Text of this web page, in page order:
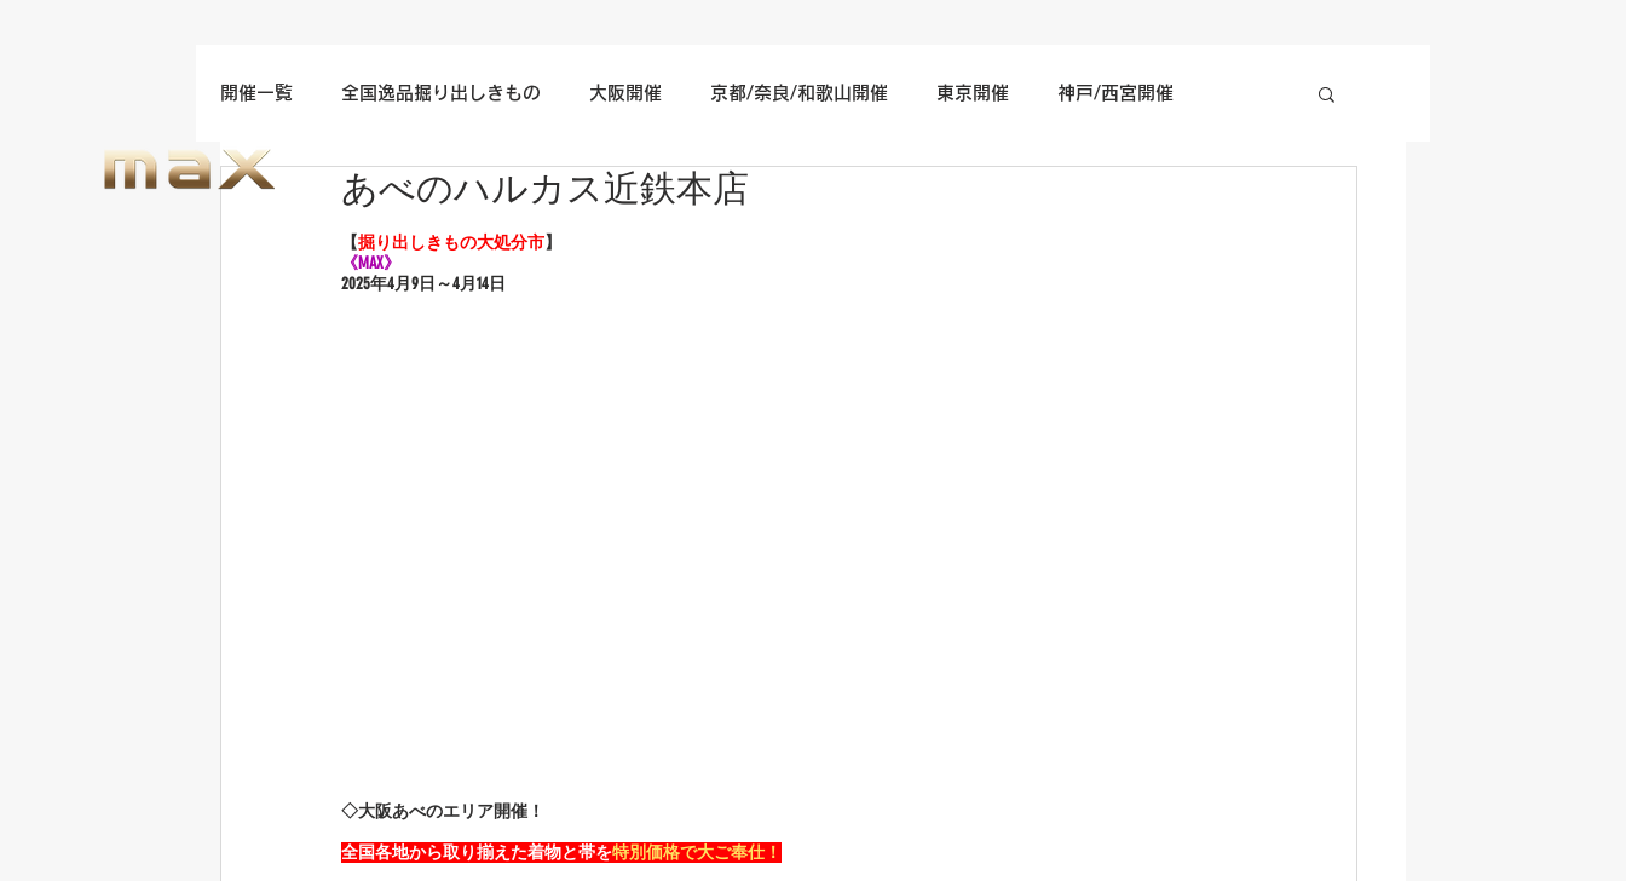
開催一覧 全国逸品掘り出しきもの 大阪開催 京都/奈良/和歌山開催 東京開催 神戸/西宮開催
名古屋/四日市/中部地方開催 神奈川/埼玉/千葉/静岡/関東地方開催
福岡/熊本/鹿児島/九州開催
あべのハルカス近鉄本店
【掘り出しきもの大処分市】
《MAX》
2025年4月9日～4月14日
◇大阪あべのエリア開催！
全国各地から取り揃えた着物と帯を特別価格で大ご奉仕！